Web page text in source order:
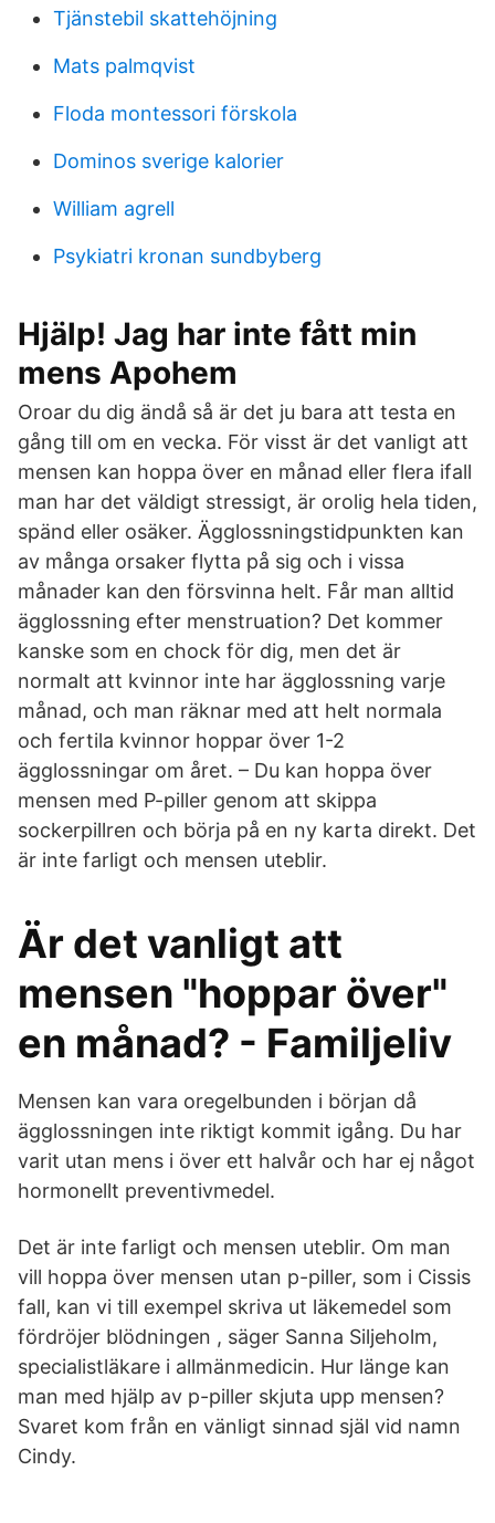
Tjänstebil skattehöjning
Mats palmqvist
Floda montessori förskola
Dominos sverige kalorier
William agrell
Psykiatri kronan sundbyberg
Hjälp! Jag har inte fått min
mens Apohem
Oroar du dig ändå så är det ju bara att testa en
gång till om en vecka. För visst är det vanligt att
mensen kan hoppa över en månad eller flera ifall
man har det väldigt stressigt, är orolig hela tiden,
spänd eller osäker. Ägglossningstidpunkten kan
av många orsaker flytta på sig och i vissa
månader kan den försvinna helt. Får man alltid
ägglossning efter menstruation? Det kommer
kanske som en chock för dig, men det är
normalt att kvinnor inte har ägglossning varje
månad, och man räknar med att helt normala
och fertila kvinnor hoppar över 1-2
ägglossningar om året. – Du kan hoppa över
mensen med P-piller genom att skippa
sockerpillren och börja på en ny karta direkt. Det
är inte farligt och mensen uteblir.
Är det vanligt att
mensen "hoppar över"
en månad? - Familjeliv
Mensen kan vara oregelbunden i början då
ägglossningen inte riktigt kommit igång. Du har
varit utan mens i över ett halvår och har ej något
hormonellt preventivmedel.
Det är inte farligt och mensen uteblir. Om man
vill hoppa över mensen utan p-piller, som i Cissis
fall, kan vi till exempel skriva ut läkemedel som
fördröjer blödningen , säger Sanna Siljeholm,
specialistläkare i allmänmedicin. Hur länge kan
man med hjälp av p-piller skjuta upp mensen?
Svaret kom från en vänligt sinnad själ vid namn
Cindy.